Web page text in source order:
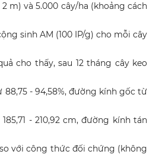
m) và 5.000 cây/ha (khoảng cách
sinh AM (100 IP/g) cho mỗi cây
cho thấy, sau 12 tháng cây keo
- 94,58%, đường kính gốc từ
- 210,92 cm, đường kính tán
với công thức đối chứng (không